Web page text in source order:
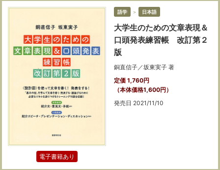
電子書籍あり
語学 ＞ 日本語
大学生のための文章表現＆
口頭発表練習帳 改訂第２
版
銅直信子／坂東実子 著
定価 1,760円
（本体価格1,600円）
発売日 2021/11/10